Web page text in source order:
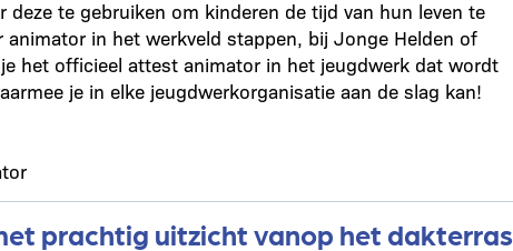
deze te gebruiken om kinderen de tijd van hun leven te
animator in het werkveld stappen, bij Jonge Helden of
het officieel attest animator in het jeugdwerk dat wordt
je in elke jeugdwerkorganisatie aan de slag kan!
prachtig uitzicht vanop het dakterras